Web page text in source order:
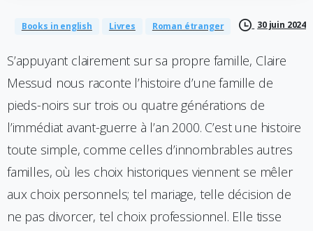
Books in english Livres Roman étranger 30 juin 2024
S’appuyant clairement sur sa propre famille, Claire
Messud nous raconte l’histoire d’une famille de
pieds-noirs sur trois ou quatre générations de
l’immédiat avant-guerre à l’an 2000. C’est une histoire
toute simple, comme celles d’innombrables autres
familles, où les choix historiques viennent se mêler
aux choix personnels; tel mariage, telle décision de
ne pas divorcer, tel choix professionnel. Elle tisse